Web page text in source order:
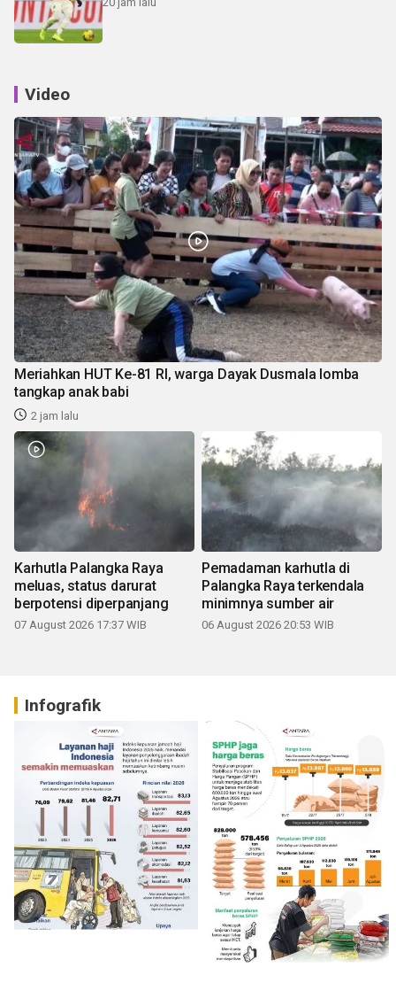
Video
Meriahkan HUT Ke-81 RI, warga Dayak Dusmala lomba
tangkap anak babi
2 jam lalu
Karhutla Palangka Raya
meluas, status darurat
berpotensi diperpanjang
07 August 2026 17:37 WIB
Pemadaman karhutla di
Palangka Raya terkendala
minimnya sumber air
06 August 2026 20:53 WIB
Infografik